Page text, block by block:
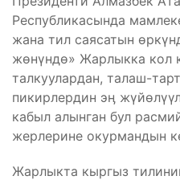
Республикасында
жана тил саясатын
жөнүндө» Жарлыкка кол
талкуулардан, талаш-
пикирлердин эӊ
кабыл алынган бул
жерлерине окурмандын
Жарлыкта кыргыз